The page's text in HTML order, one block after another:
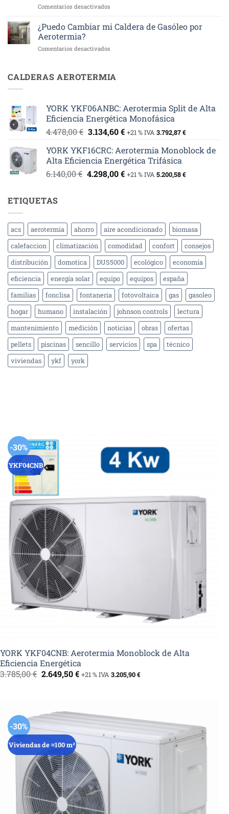
Comentarios desactivados
de
Energía
en
Eficiencia
y
Sostenibilidad
¿Puedo Cambiar mi Caldera de Gasóleo por
Aerotermia?
Comentarios desactivados
mi
por
Aerotermia?
CALDERAS AEROTERMIA
YORK YKF06ANBC: Aerotermia Split de Alta
Eficiencia Energética Monofásica
4.478,00€ El
original
era:
4.478,00 €.
3.134,60€El
actual
es:
3.134,60 €.
+21 % IVA 3.792,87€
YORK YKF16CRC: Aerotermia Monoblock de
Alta Eficiencia Energética Trifásica
6.140,00€ El
4.298,00€El
+21 % IVA 5.200,58€
ETIQUETAS
acs aerotermia ahorro aire acondicionado
biomasa
calefaccion
climatización comodidad confort
consejos
distribución
domotica DUS5000 ecológico
economía
eficiencia
energía solar equipo equipos
españa
familias
fonclisa fontaneria fotovoltaica gas
gasoleo
hogar
humano instalación johnson controls
lectura
mantenimiento
medición noticias obras
ofertas
pellets
piscinas sencillo servicios spa
técnico
viviendas
ykf york
-30%
YKF04CNB
YORK YKF04CNB: Aerotermia Monoblock de Alta
Eficiencia Energética
3.785,00€ El
precio
2.649,50€El
+21 % IVA 3.205,90€
-30%
Viviendas de ≈100 m²